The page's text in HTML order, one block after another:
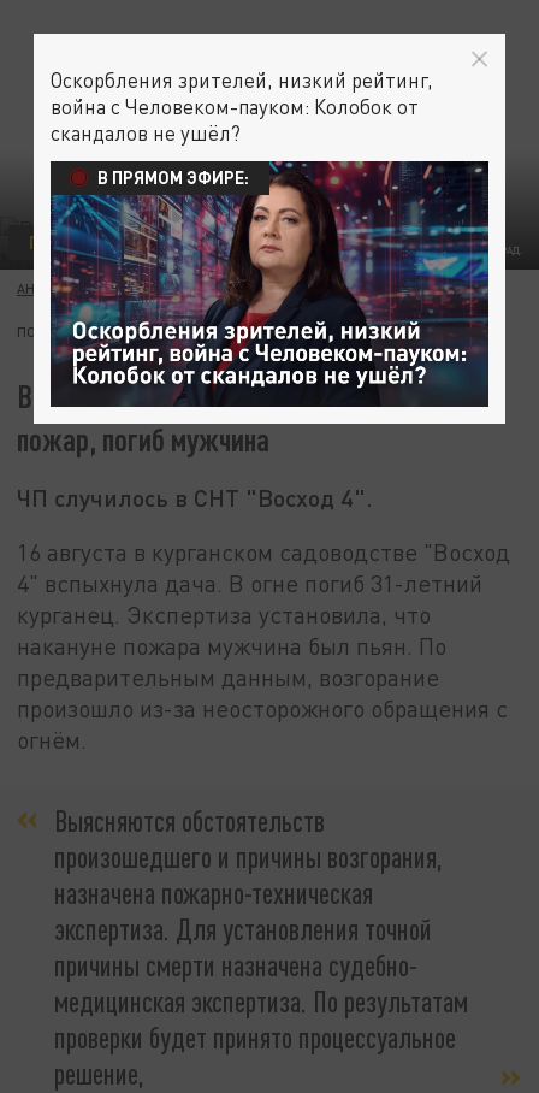
ФОТО: ЦАРЬГРАД.
ПРОИСШЕСТВИЯ
АНАСТАСИЯ ЖИГИНА 20 АВГУСТА 08:15
ПОДПИШИТЕСЬ:
В курганском садоводстве вспыхнул
пожар, погиб мужчина
ЧП случилось в СНТ "Восход 4".
16 августа в курганском садоводстве "Восход
4" вспыхнула дача. В огне погиб 31-летний
курганец. Экспертиза установила, что
накануне пожара мужчина был пьян. По
предварительным данным, возгорание
произошло из-за неосторожного обращения с
огнём.
Выясняются обстоятельств
произошедшего и причины возгорания,
назначена пожарно-техническая
экспертиза. Для установления точной
причины смерти назначена судебно-
медицинская экспертиза. По результатам
проверки будет принято процессуальное
решение,
Оскорбления зрителей, низкий рейтинг,
война с Человеком-пауком: Колобок от
скандалов не ушёл?
В ПРЯМОМ ЭФИРЕ: